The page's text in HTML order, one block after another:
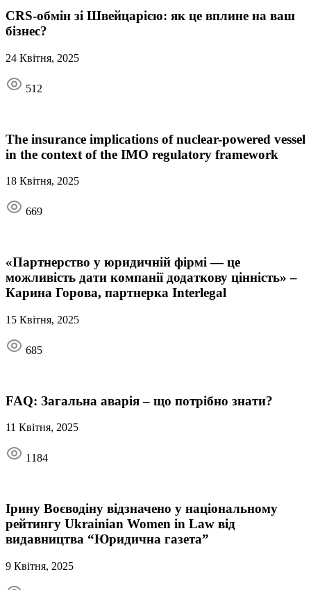
CRS-обмін зі Швейцарією: як це вплине на ваш
бізнес?
24 Квітня, 2025
512
The insurance implications of nuclear-powered vessel
in the context of the IMO regulatory framework
18 Квітня, 2025
669
«Партнерство у юридичній фірмі — це
можливість дати компанії додаткову цінність» –
Карина Горова, партнерка Interlegal
15 Квітня, 2025
685
FAQ: Загальна аварія – що потрібно знати?
11 Квітня, 2025
1184
Ірину Воєводіну відзначено у національному
рейтингу Ukrainian Women in Law від
видавництва “Юридична газета”
9 Квітня, 2025